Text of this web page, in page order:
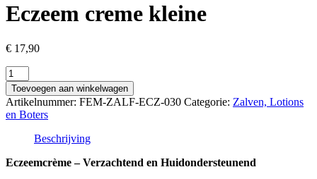
Eczeem creme kleine
€ 17,90
Eczeem
creme
kleine
aantal
Toevoegen aan winkelwagen
Artikelnummer: FEM-ZALF-ECZ-030 Categorie: Zalven, Lotions
en Boters
Beschrijving
Eczeemcrème – Verzachtend en Huidondersteunend